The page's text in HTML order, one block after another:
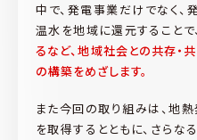
中で、発電事業だけでなく
温水を地域に還元することで
るなど、地域社会との共存・
の構築をめざします。
また今回の取り組みは、地
を取得するとともに、さら